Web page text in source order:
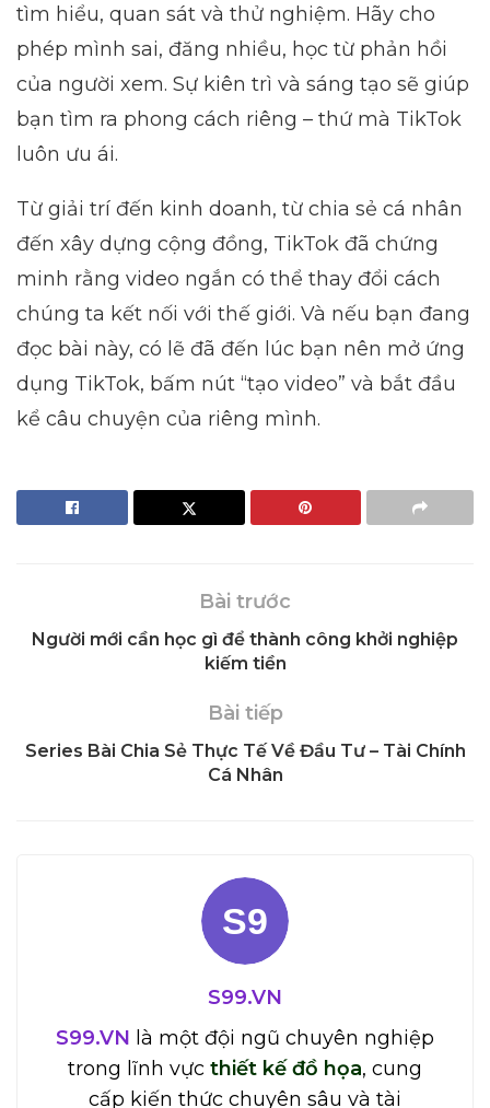
tìm hiểu, quan sát và thử nghiệm. Hãy cho
phép mình sai, đăng nhiều, học từ phản hồi
của người xem. Sự kiên trì và sáng tạo sẽ giúp
bạn tìm ra phong cách riêng – thứ mà TikTok
luôn ưu ái.
Từ giải trí đến kinh doanh, từ chia sẻ cá nhân
đến xây dựng cộng đồng, TikTok đã chứng
minh rằng video ngắn có thể thay đổi cách
chúng ta kết nối với thế giới. Và nếu bạn đang
đọc bài này, có lẽ đã đến lúc bạn nên mở ứng
dụng TikTok, bấm nút “tạo video” và bắt đầu
kể câu chuyện của riêng mình.
Bài trước
Người mới cần học gì để thành công khởi nghiệp
kiếm tiền
Bài tiếp
Series Bài Chia Sẻ Thực Tế Về Đầu Tư – Tài Chính
Cá Nhân
S99.VN
S99.VN là một đội ngũ chuyên nghiệp
trong lĩnh vực thiết kế đồ họa, cung
cấp kiến thức chuyên sâu và tài